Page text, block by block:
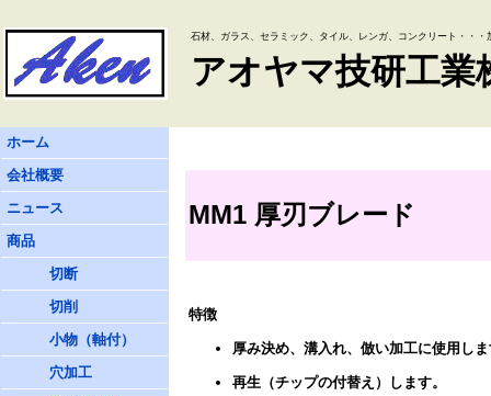
石材、ガラス、セラミック、タイル、レンガ、コンクリート・・
アオヤマ技研工業
ホーム
会社概要
ニュース
商品
切断
切削
小物（軸付）
穴加工
MM1 厚刃ブレード
特徴
厚み決め、溝入れ、倣い加工に使用し
再生（チップの付替え）します。